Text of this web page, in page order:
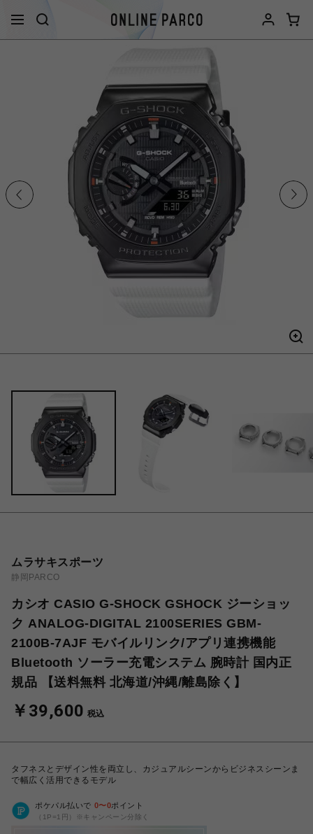
ムラサキスポーツ
静岡PARCO
カシオ CASIO G-SHOCK GSHOCK ジーショッ
ク ANALOG-DIGITAL 2100SERIES GBM-
2100B-7AJF モバイルリンク/アプリ連携機能
Bluetooth ソーラー充電システム 腕時計 国内正
規品 【送料無料 北海道/沖縄/離島除く】
￥39,600 税込
タフネスとデザイン性を両立し、カジュアルシーンからビジネスシーンま
で幅広く活用できるモデル
ポケパル払いで 0〜0ポイント
（1P=1円）※キャンペーン分除く